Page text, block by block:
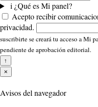
i ¿Qué es Mi panel?
Acepto recibir
privacidad.
suscribirte se creará tu acceso a Mi
pendiente de aprobación editorial.
↑
×
Avisos del navegador